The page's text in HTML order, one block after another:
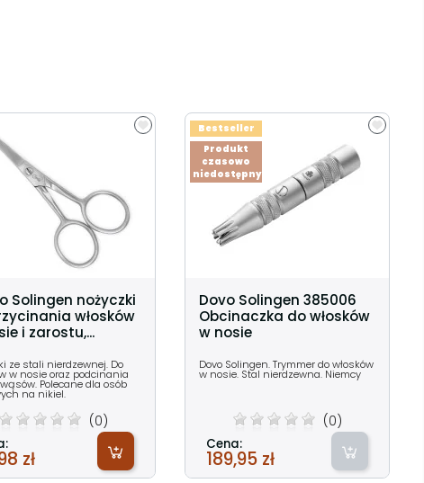
Solingen nożyczki
włosków
i zarostu,...
ze stali nierdzewnej. Do
w nosie oraz podcinania
Polecane dla osób
na nikiel.
(0)
zł
Dovo Solingen 385006
Obcinaczka do włosków
w nosie
Dovo Solingen. Trymmer do włosków
w nosie. Stal nierdzewna. Niemcy
(0)
Cena:
189,95 zł
Produkt
czasowo
niedostępny
Bestseller